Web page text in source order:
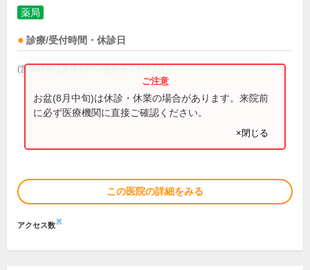
薬局
診療/受付時間・休診日
(営業時間は直接お問い合わせください)
お盆(8月中旬)は休診・休業の場合があります。来院前
に必ず医療機関に直接ご確認ください。
×閉じる
この医院の詳細をみる
アクセス数※